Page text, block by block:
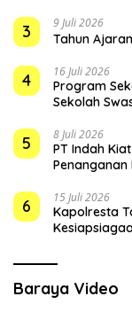
3 9 Juli 2026
Tahun
4 16 Juli 2026
Program
Sekolah
5 8 Juli 2026
PT Indah
6 15 Juli 2026
Kapolresta
Baraya Video